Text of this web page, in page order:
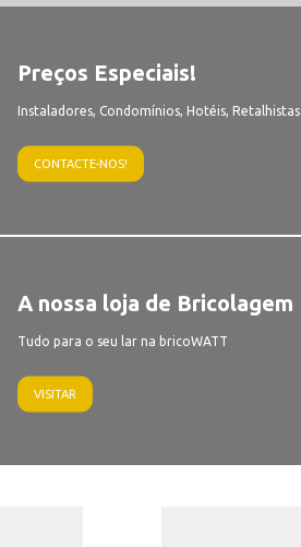
Preços Especiais!
Instaladores, Condomínios, Hotéis, Retalhistas
CONTACTE-NOS!
A nossa loja de Bricolagem
Tudo para o seu lar na bricoWATT
VISITAR